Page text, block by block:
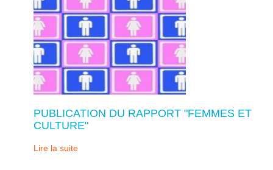
PUBLICATION DU RAPPORT "FEMMES ET
CULTURE"
Lire la suite